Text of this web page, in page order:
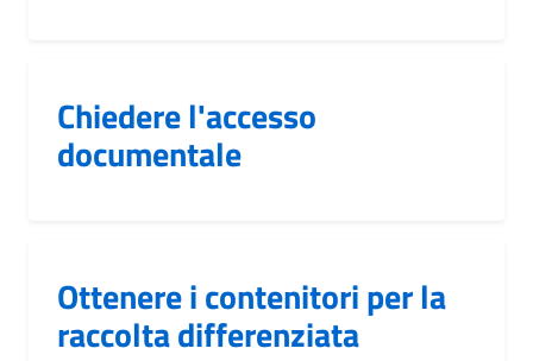
Chiedere l'accesso
documentale
Ottenere i contenitori per la
raccolta differenziata